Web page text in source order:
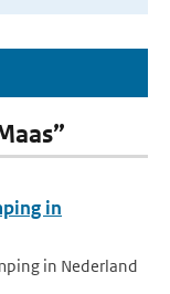
in
in Nederland